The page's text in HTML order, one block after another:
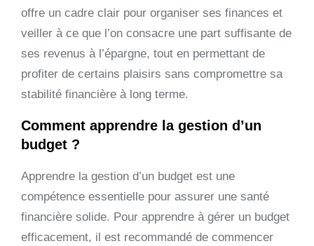
offre un cadre clair pour organiser ses finances et
veiller à ce que l’on consacre une part suffisante de
ses revenus à l’épargne, tout en permettant de
profiter de certains plaisirs sans compromettre sa
stabilité financière à long terme.
Comment apprendre la gestion d’un
budget ?
Apprendre la gestion d’un budget est une
compétence essentielle pour assurer une santé
financière solide. Pour apprendre à gérer un budget
efficacement, il est recommandé de commencer